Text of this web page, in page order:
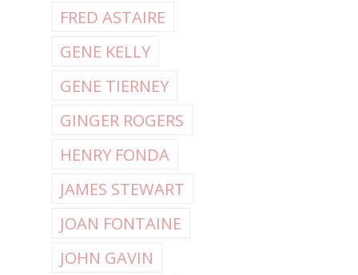
FRED ASTAIRE
GENE KELLY
GENE TIERNEY
GINGER ROGERS
HENRY FONDA
JAMES STEWART
JOAN FONTAINE
JOHN GAVIN